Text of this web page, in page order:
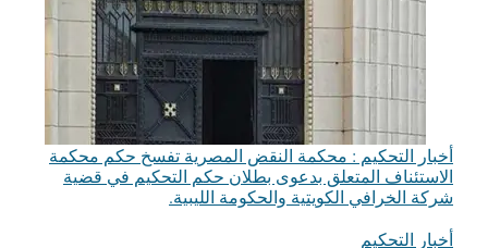
أخبار التحكيم : محكمة النقض المصرية تفسخ حكم محكمة
الاستئناف المتعلق بدعوى بطلان حكم التحكيم في قضية
شركة الخرافي الكويتية والحكومة الليبية.
في ما يتعلق بما يأتي
أخبار التحكيم